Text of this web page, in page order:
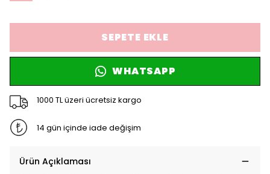
SEPETE EKLE
WHATSAPP
1000 TL üzeri ücretsiz kargo
14 gün içinde iade değişim
Ürün Açıklaması